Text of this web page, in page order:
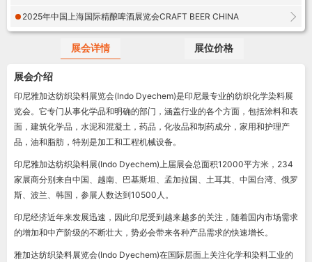
2025年中国上海国际精酿啤酒展览会CRAFT BEER CHINA
展会详情 展位价格
展会介绍
印尼雅加达纺织染料展览会(Indo Dyechem)是印尼最专业的纺织化学染料展
览会。它专门从事化学品和明确的部门，涵盖行业的各个方面，包括涂料和表
面，建筑化学品，水泥和混凝土，药品，化妆品和制药成分，家用和护理产
品，油和脂肪，特别是加工和工程机械设备。
印尼雅加达纺织染料展(Indo Dyechem)上届展会总面积12000平方米，234
家展商分别来自中国、越南、巴基斯坦、孟加拉国、土耳其、中国台湾、俄罗
斯、波兰、韩国，参展人数达到10500人。
印尼经济近年来发展迅速，因此印尼受到越来越多的关注，随着国内市场需求
的增加和中产阶级的不断壮大，势必会带来各种产品需求的快速增长。
雅加达纺织染料展览会(Indo Dyechem)在国际层面上关注化学和染料工业的